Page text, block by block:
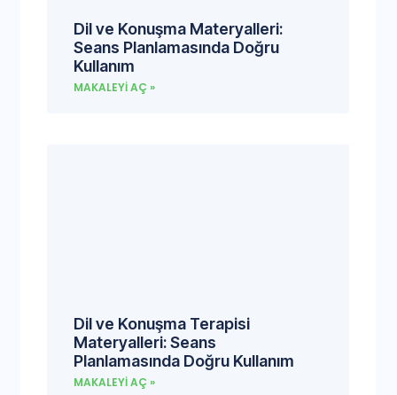
Dil ve Konuşma Materyalleri:
Seans Planlamasında Doğru
Kullanım
MAKALEYI AÇ »
Dil ve Konuşma Terapisi
Materyalleri: Seans
Planlamasında Doğru Kullanım
MAKALEYI AÇ »